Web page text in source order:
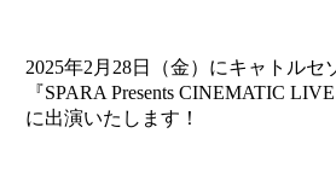
2025年2月28日（金）にキャトルセ
『SPARA Presents CINEMATIC
に出演いたします！